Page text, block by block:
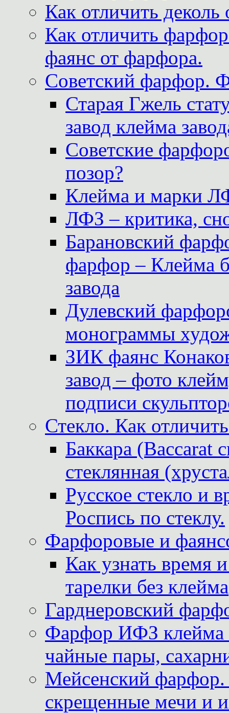
Как отличить
Как отличить
фаянс от фарфора.
Советский фарфор.
Старая Гжель
завод клейма
Советские
позор?
Клейма и марки
ЛФЗ – критика,
Барановский
фарфор – Клейма
завода
Дулевский
монограммы
ЗИК фаянс
завод – фото
подписи
Стекло. Как
Баккара (Baccarat
стеклянная
Русское стекло и
Роспись по стеклу.
Фарфоровые и
Как узнать время
тарелки без клейма
Гарднеровский
Фарфор ИФЗ клейма
чайные пары,
Мейсенский фарфор.
скрещенные мечи и